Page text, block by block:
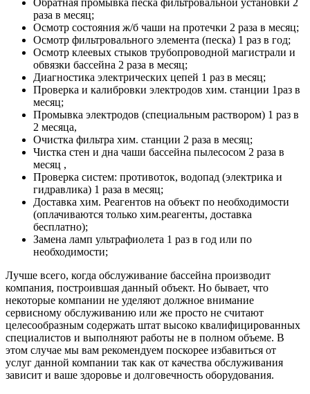
раза в месяц;
Осмотр состояния ж/б чаши на протечки 2 раза в месяц;
Осмотр фильтровального элемента (песка) 1 раз в год;
Осмотр клеевых стыков трубопроводной магистрали и
обвязки бассейна 2 раза в месяц;
Диагностика электрических цепей 1 раз в месяц;
Проверка и калибровки электродов хим. станции 1раз в
месяц;
Промывка электродов (специальным раствором) 1 раз в
2 месяца,
Очистка фильтра хим. станции 2 раза в месяц;
Чистка стен и дна чаши бассейна пылесосом 2 раза в
месяц ,
Проверка систем: противоток, водопад (электрика и
гидравлика) 1 раза в месяц;
Доставка хим. Реагентов на объект по необходимости
(оплачиваются только хим.реагенты, доставка
бесплатно);
Замена ламп ультрафиолета 1 раз в год или по
необходимости;
Лучше всего, когда обслуживание бассейна производит
компания, построившая данный объект. Но бывает, что
некоторые компании не уделяют должное внимание
сервисному обслуживанию или же просто не считают
целесообразным содержать штат высоко квалифицированных
специалистов и выполняют работы не в полном объеме. В
этом случае мы вам рекомендуем поскорее избавиться от
услуг данной компании так как от качества обслуживания
зависит и ваше здоровье и долговечность оборудования.